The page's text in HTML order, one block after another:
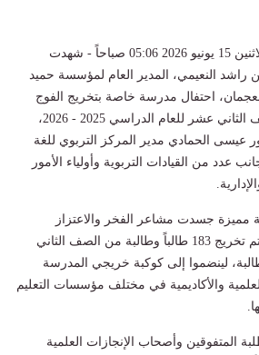
ابوظبي - ياسر ابراهيم - الاثنين 15 يونيو 2026 05:06 صباحاً - شهدت
راشد النعيمي، المدير العام لمؤسسة حميد
احتفال مدرسة خاصة بتخريج الفوج
الثاني عشر من طلبة الصف الثاني عشر للعام الدراسي 2025 - 2026،
عيسى الحمادي مدير المركز التربوي للغة
عدد من القيادات التربوية وأولياء الأمور
مميزة جسدت مشاعر الفخر والاعتزاز
بإنجازات الخريجين، حيث تم تخريج 183 طالباً وطالبة من الصف الثاني
منهم 92 طالباً و91 طالبة، لينضموا إلى كوكبة خريجي المدرسة
والأكاديمية في مختلف مؤسسات التعليم
المتفوقين وأصحاب الإنجازات العلمية